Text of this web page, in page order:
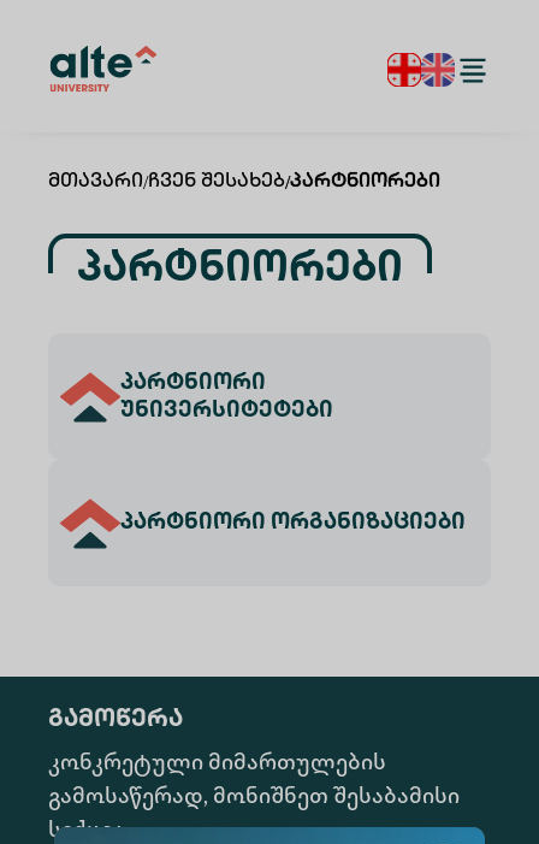
Მთავარი/Ჩვენ Შესახებ/Პარტნიორები
Პარტნიორები
პარტნიორი
უნივერსიტეტები
პარტნიორი ორგანიზაციები
გამოწერა
კონკრეტული მიმართულების
გამოსაწერად, მონიშნეთ შესაბამისი
სექცია